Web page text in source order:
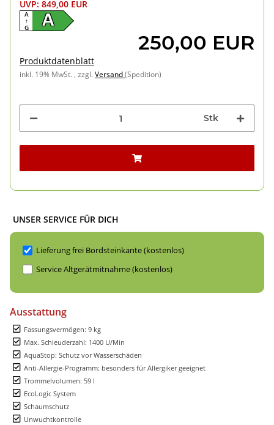
UVP: 849,00 EUR
A
A
↑
G
250,00 EUR
Produktdatenblatt
inkl. 19% MwSt. , zzgl.Versand(Spedition)
Stk
UNSER SERVICE FÜR DICH
Lieferung frei Bordsteinkante (kostenlos)
Service Altgerätmitnahme (kostenlos)
Ausstattung
Fassungsvermögen: 9 kg
Max. Schleuderzahl: 1400 U/Min
AquaStop: Schutz vor Wasserschäden
Anti-Allergie-Programm: besonders für Allergiker geeignet
Trommelvolumen: 59 l
EcoLogic System
Schaumschutz
Unwuchtkontrolle